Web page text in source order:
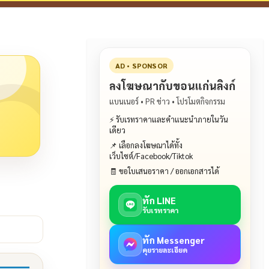
AD • SPONSOR
ลงโฆษณากับขอนแก่นลิงก์
แบนเนอร์ • PR ข่าว • โปรโมตกิจกรรม
⚡ รับเรทราคาและคำแนะนำภายในวัน
เดียว
📌 เลือกลงโฆษณาได้ทั้ง
เว็บไซต์/Facebook/Tiktok
🧾 ขอใบเสนอราคา / ออกเอกสารได้
ทัก LINE
รับเรทราคา
ทัก Messenger
คุยรายละเอียด